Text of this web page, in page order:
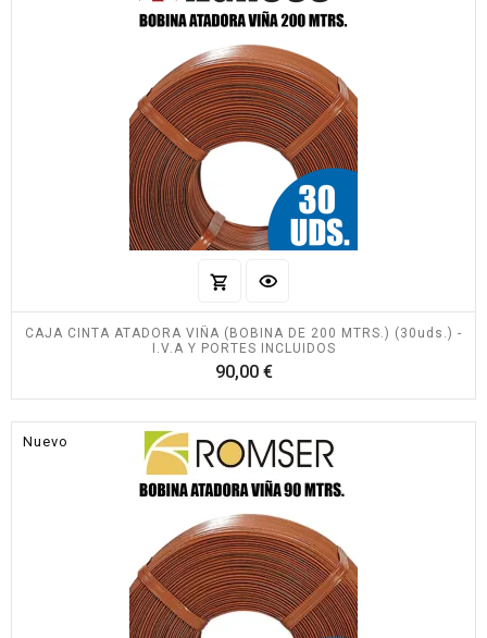
CAJA CINTA ATADORA VIÑA (BOBINA DE 200 MTRS.) (30uds.) -
I.V.A Y PORTES INCLUIDOS
90,00 €Precio
Nuevo